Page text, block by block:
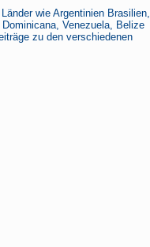
wie Argentinien Brasilien,
Venezuela, Belize
zu den verschiedenen